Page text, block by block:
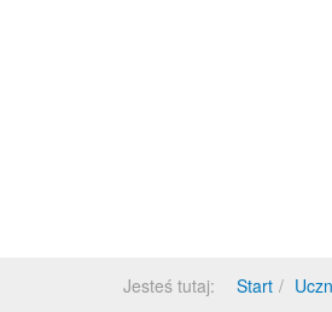
Jesteś tutaj: Start